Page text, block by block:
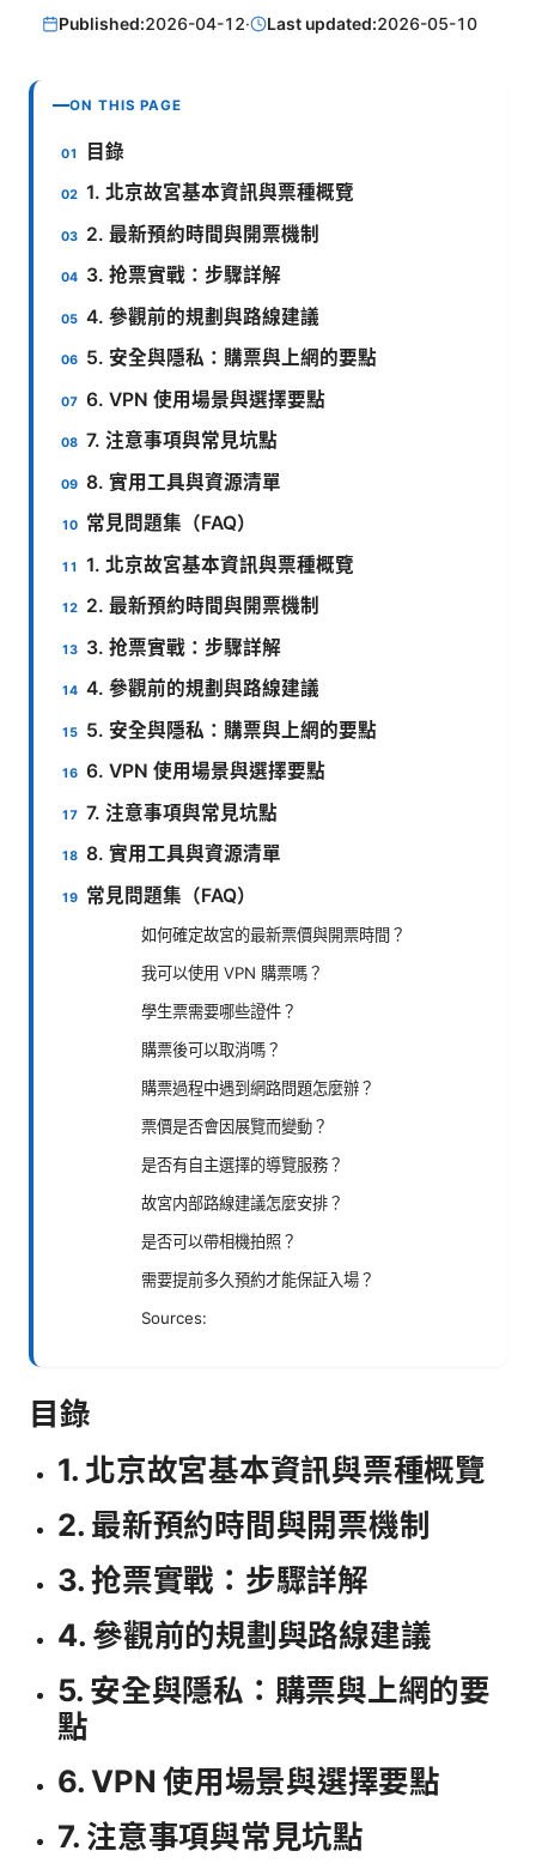
Published:2026-04-12· Last updated:2026-05-10
ON THIS PAGE
目錄
1. 北京故宮基本資訊與票種概覽
2. 最新預約時間與開票機制
3. 抢票實戰：步驟詳解
4. 參觀前的規劃與路線建議
5. 安全與隱私：購票與上網的要點
6. VPN 使用場景與選擇要點
7. 注意事項與常見坑點
8. 實用工具與資源清單
常見問題集（FAQ）
1. 北京故宮基本資訊與票種概覽
2. 最新預約時間與開票機制
3. 抢票實戰：步驟詳解
4. 參觀前的規劃與路線建議
5. 安全與隱私：購票與上網的要點
6. VPN 使用場景與選擇要點
7. 注意事項與常見坑點
8. 實用工具與資源清單
常見問題集（FAQ）
如何確定故宮的最新票價與開票時間？
我可以使用 VPN 購票嗎？
學生票需要哪些證件？
購票後可以取消嗎？
購票過程中遇到網路問題怎麼辦？
票價是否會因展覽而變動？
是否有自主選擇的導覽服務？
故宮内部路線建議怎麼安排？
是否可以帶相機拍照？
需要提前多久預約才能保証入場？
Sources:
目錄
1. 北京故宮基本資訊與票種概覽
2. 最新預約時間與開票機制
3. 抢票實戰：步驟詳解
4. 參觀前的規劃與路線建議
5. 安全與隱私：購票與上網的要
點
6. VPN 使用場景與選擇要點
7. 注意事項與常見坑點